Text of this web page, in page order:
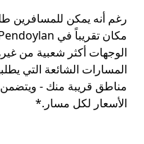
رغم أنه يمكن للمسافرين
الوجهات أكثر شعبية من
المسارات الشائعة التي
مناطق قريبة منك -
الأسعار لكل مسار.*